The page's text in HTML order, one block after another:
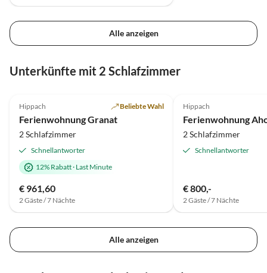
Alle anzeigen
Unterkünfte mit 2 Schlafzimmer
Hippach Beliebte Wahl
Ferienwohnung Granat
2 Schlafzimmer
Schnellantworter
12% Rabatt· Last Minute
€ 961,60
2 Gäste / 7 Nächte
Hippach
Ferienwohnung
2 Schlafzimmer
Schnellantworter
€ 800,-
2 Gäste / 7 Nächte
Alle anzeigen